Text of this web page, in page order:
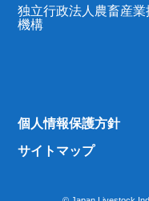
独立行政法人農畜産業
機構
個人情報保護方針
サイトマップ